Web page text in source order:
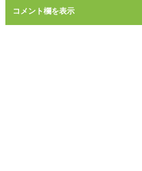
コメント欄を表示